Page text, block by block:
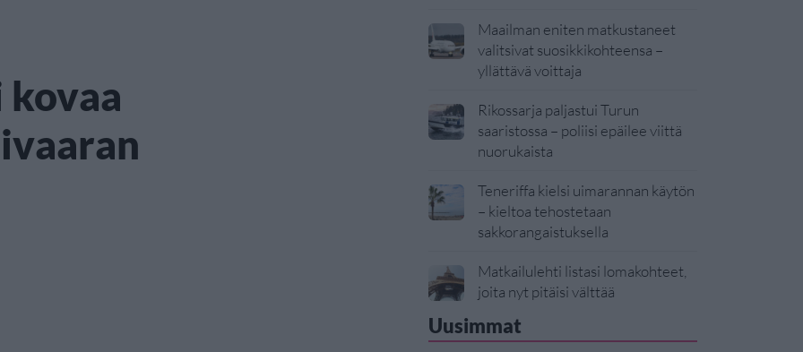
kovaa
Maailman eniten matkustaneet
valitsivat suosikkikohteensa –
yllättävä voittaja
Rikossarja paljastui Turun
saaristossa – poliisi epäilee viittä
nuorukaista
Teneriffa kielsi uimarannan käytön
– kieltoa tehostetaan
sakkorangaistuksella
Matkailulehti listasi lomakohteet,
joita nyt pitäisi välttää
Uusimmat